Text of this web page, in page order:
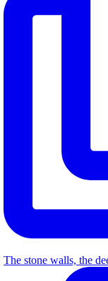
The stone walls, the